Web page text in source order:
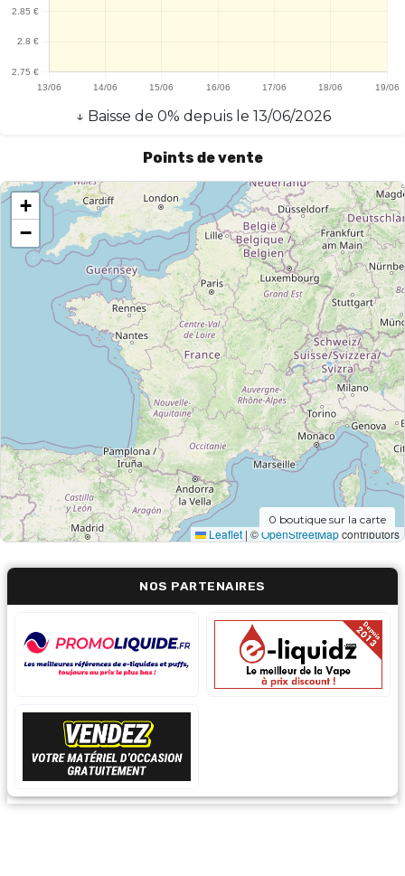
↓ Baisse de 0% depuis le 13/06/2026
Points de vente
+
−
Leaflet | ©OpenStreetMapcontributors
0 boutique sur la carte
NOS PARTENAIRES